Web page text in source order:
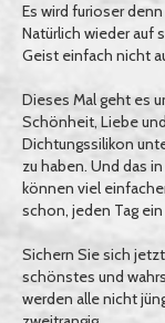
Es wird furioser
Natürlich wieder auf
Geist einfach nicht
Dieses Mal geht es
Schönheit, Liebe
Dichtungssilikon
zu haben. Und das
können viel
schon, jeden Tag
Sichern Sie sich
schönstes und
werden alle nicht